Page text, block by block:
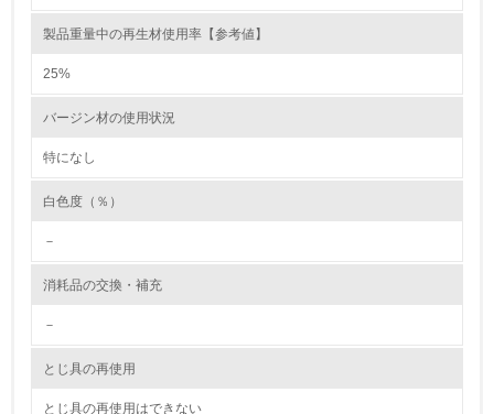
環境取り組み体制と成果を定期的に検証して次の活動に活
境対策を理解し、実践している
環境活動に関する規格やプログラムを導入している
4
第三者認証を取得している
製品重量中の再生材使用率【参考値】
25%
バージン材の使用状況
特になし
白色度（％）
－
消耗品の交換・補充
－
とじ具の再使用
とじ具の再使用はできない